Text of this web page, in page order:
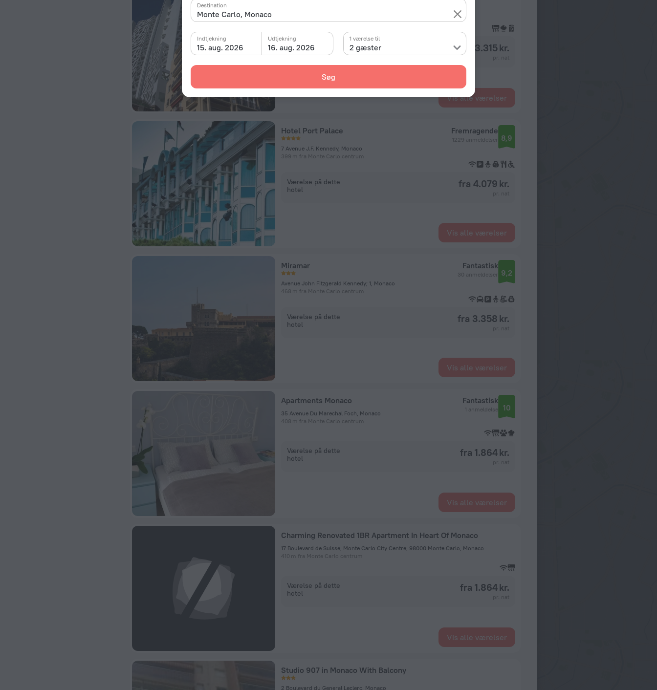
Destination
15. aug. 2026
Indtjekning
16. aug. 2026
Udtjekning
2 gæster
1 værelse til
Søg
Værelse på dette
hotel
fra 3.315 kr.
Vis alle værelser
Hotel Port Palace
7 Avenue J.F. Kennedy, Monaco
399 m fra Monte Carlo centrum
Fremragende
1229 anmeldelser 8,9
Værelse på dette
hotel
fra 4.079 kr.
Vis alle værelser
Miramar
Avenue John Fitzgerald Kennedy; 1, Monaco
468 m fra Monte Carlo centrum
Fantastisk
30 anmeldelser 9,2
Værelse på dette
hotel
fra 3.358 kr.
Vis alle værelser
Apartments Monaco
35 Avenue Du Marechal Foch, Monaco
408 m fra Monte Carlo centrum
Fantastisk
1 anmeldelse 10
Værelse på dette
hotel
fra 1.864 kr.
Vis alle værelser
Charming Renovated 1BR Apartment In Heart Of Monaco
17 Boulevard de Suisse, Monte Carlo City Centre, 98000 Monte Carlo, Monaco
410 m fra Monte Carlo centrum
Værelse på dette
hotel
fra 1.864 kr.
Vis alle værelser
Studio 907 in Monaco With Balcony
2 Boulevard du General Leclerc, Monaco